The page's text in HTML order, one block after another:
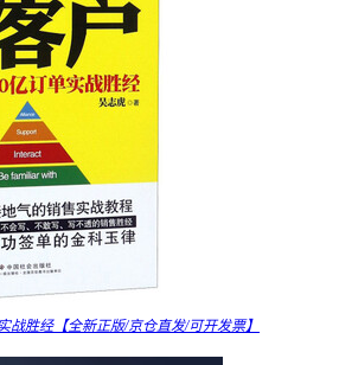
战胜经【全新正版/京仓直发/可开发票】